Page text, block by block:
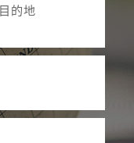
目的地